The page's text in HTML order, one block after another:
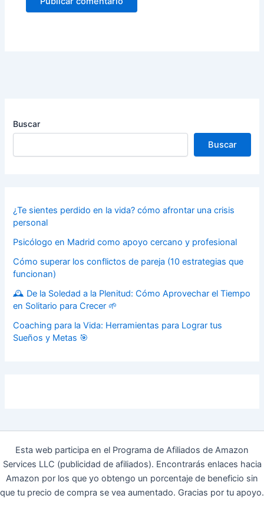
Buscar
Buscar
¿Te sientes perdido en la vida? cómo afrontar una crisis
personal
Psicólogo en Madrid como apoyo cercano y profesional
Cómo superar los conflictos de pareja (10 estrategias que
funcionan)
🕰️ De la Soledad a la Plenitud: Cómo Aprovechar el Tiempo
en Solitario para Crecer 🌱
Coaching para la Vida: Herramientas para Lograr tus
Sueños y Metas 🎯
Esta web participa en el Programa de Afiliados de Amazon
Services LLC (publicidad de afiliados). Encontrarás enlaces hacia
Amazon por los que yo obtengo un porcentaje de beneficio sin
que tu precio de compra se vea aumentado. Gracias por tu apoyo.